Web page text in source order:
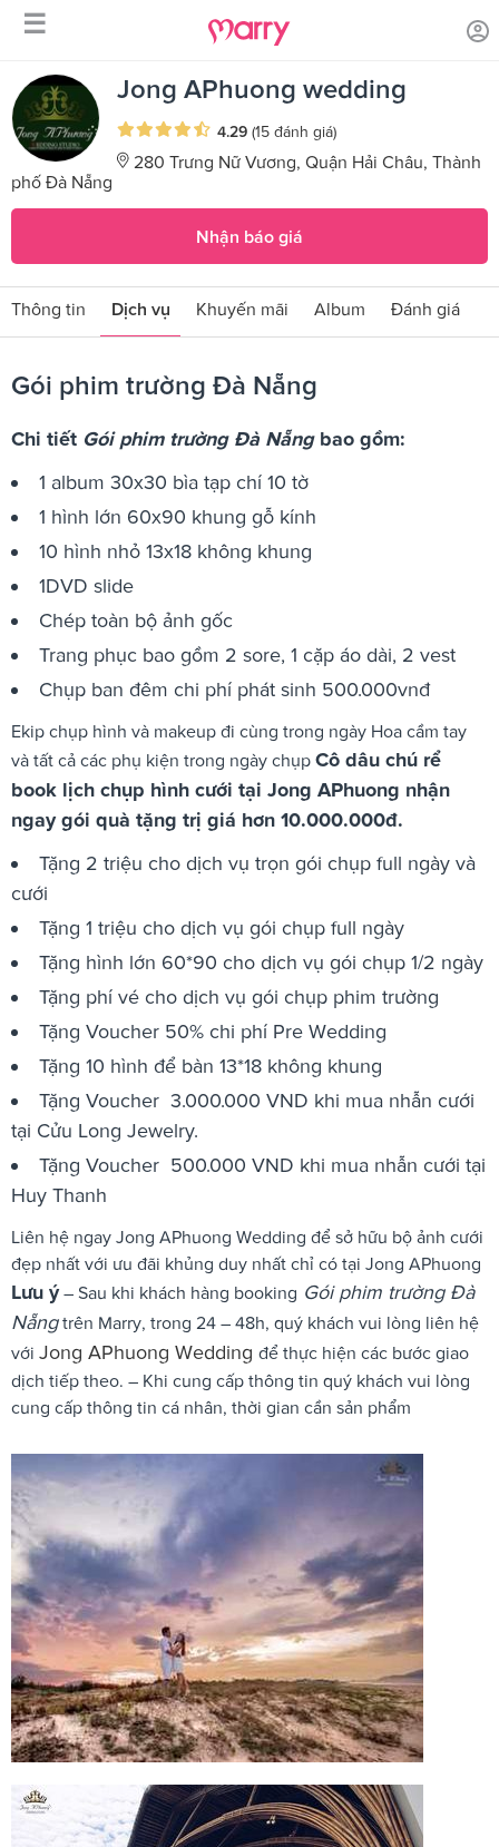
☰
Trang chủ Sản phẩm dịch vụ / Gói phim trường Đà Nẵng
Jong APhuong wedding
4.29 (15 đánh giá)
280 Trưng Nữ Vương, Quận Hải Châu, Thành
phố Đà Nẵng
Nhận báo giá
Thông tin Dịch vụ Khuyến mãi Album Đánh giá
Gói phim trường Đà Nẵng
Chi tiết Gói phim trường Đà Nẵngbao gồm:
1 album 30x30 bìa tạp chí 10 tờ
1 hình lớn 60x90 khung gỗ kính
10 hình nhỏ 13x18 không khung
1DVD slide
Chép toàn bộ ảnh gốc
Trang phục bao gồm 2 sore, 1 cặp áo dài, 2 vest
Chụp ban đêm chi phí phát sinh 500.000vnđ
Ekip chụp hình và makeup đi cùng trong ngày Hoa cầm tay
và tất cả các phụ kiện trong ngày chụp Cô dâu chú rể
book lịch chụp hình cưới tại Jong APhuong nhận
ngay gói quà tặng trị giá hơn 10.000.000đ.
Tặng 2 triệu cho dịch vụ trọn gói chụp full ngày và
cưới
Tặng 1 triệu cho dịch vụ gói chụp full ngày
Tặng hình lớn 60*90 cho dịch vụ gói chụp 1/2 ngày
Tặng phí vé cho dịch vụ gói chụp phim trường
Tặng Voucher 50% chi phí Pre Wedding
Tặng 10 hình để bàn 13*18 không khung
Tặng Voucher 3.000.000 VND khi mua nhẫn cưới
tại Cửu Long Jewelry.
Tặng Voucher 500.000 VND khi mua nhẫn cưới tại
Huy Thanh
Liên hệ ngay Jong APhuong Wedding để sở hữu bộ ảnh cưới
đẹp nhất với ưu đãi khủng duy nhất chỉ có tại Jong APhuong
Lưu ý– Sau khi khách hàng booking Gói phim trường Đà
Nẵngtrên Marry, trong 24 – 48h, quý khách vui lòng liên hệ
với Jong APhuong Wedding để thực hiện các bước giao
dịch tiếp theo. – Khi cung cấp thông tin quý khách vui lòng
cung cấp thông tin cá nhân, thời gian cần sản phẩm